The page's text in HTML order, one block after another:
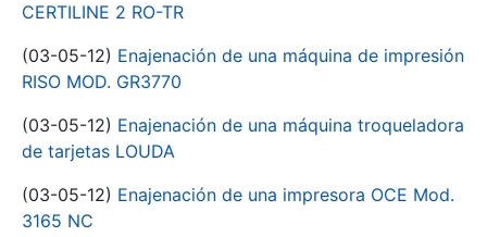
CERTILINE 2 RO-TR
(03-05-12) Enajenación de una máquina de impresión
RISO MOD. GR3770
(03-05-12) Enajenación de una máquina troqueladora
de tarjetas LOUDA
(03-05-12) Enajenación de una impresora OCE Mod.
3165 NC